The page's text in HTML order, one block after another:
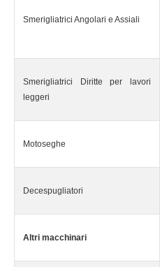
Smerigliatrici Angolari e Assiali
Smerigliatrici Diritte per lavori
leggeri
Motoseghe
Decespugliatori
Altri macchinari